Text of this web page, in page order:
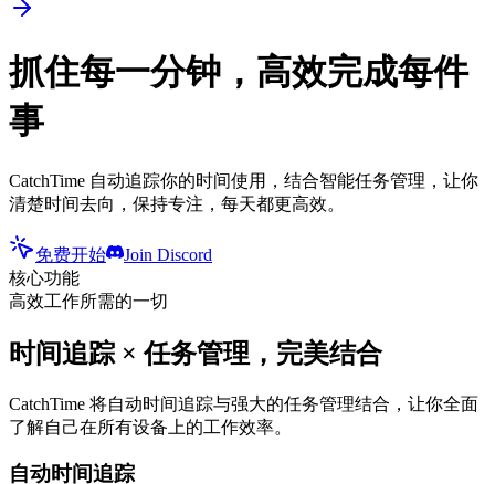
抓住每一分钟，高效完成每件
事
CatchTime 自动追踪你的时间使用，结合智能任务管理，让你
清楚时间去向，保持专注，每天都更高效。
免费开始
Join Discord
核心功能
高效工作所需的一切
时间追踪 × 任务管理，完美结合
CatchTime 将自动时间追踪与强大的任务管理结合，让你全面
了解自己在所有设备上的工作效率。
自动时间追踪